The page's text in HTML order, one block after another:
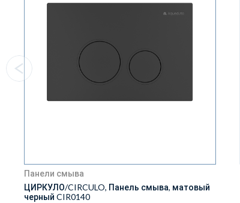
Панели смыва
ЦИРКУЛО/CIRCULO, Панель смыва, матовый
черный CIR0140